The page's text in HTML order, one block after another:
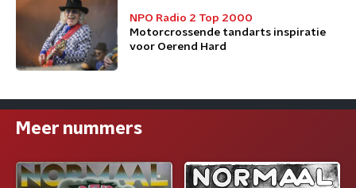
NPO Radio 2 Top 2000
Motorcrossende tandarts inspiratie
voor Oerend Hard
Meer nummers